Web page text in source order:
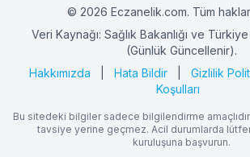
© 2026 Eczanelik.com. Tüm hakları
Veri Kaynağı: Sağlık Bakanlığı ve
(Günlük Güncellenir).
Hakkımızda
Hata Bildir Gizlilik
Koşulları
Bu sitedeki bilgiler sadece bilgilendirme
tavsiye yerine geçmez. Acil durumlarda
kuruluşuna başvurun.